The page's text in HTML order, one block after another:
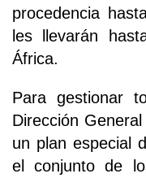
procedencia
les llevarán
África.
Para gestionar
Dirección
un plan especial
el conjunto de